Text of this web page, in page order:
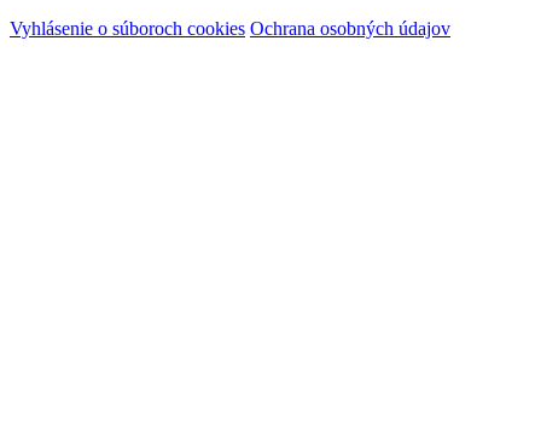
Vyhlásenie o súboroch cookies Ochrana osobných údajov